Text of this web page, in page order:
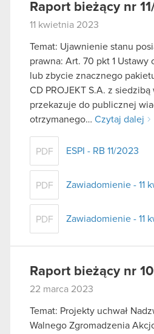
Raport bieżący nr
11 kwietnia 2023
Temat: Ujawnienie stanu
prawna: Art. 70 pkt 1 Ustawy
lub zbycie znacznego
CD PROJEKT S.A. z siedzibą
przekazuje do publicznej
otrzymanego… Czytaj dalej
PDF ESPI - RB 11/2023
PDF Zawiadomienie - 11
PDF Zawiadomienie - 11
Raport bieżący nr
22 marca 2023
Temat: Projekty uchwał
Walnego Zgromadzenia